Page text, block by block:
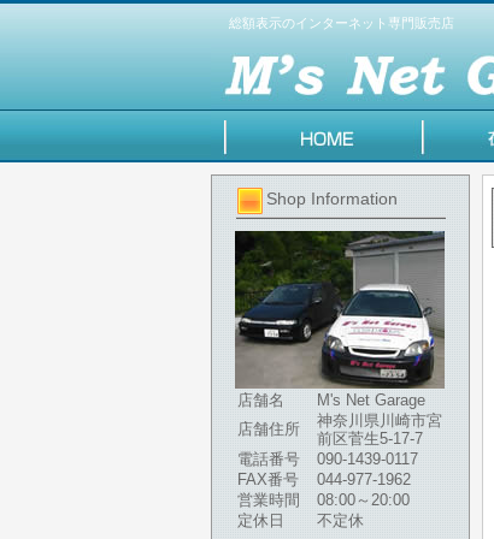
総額表示のインターネット専門販売店
Shop Information
店舗名
M's Net Garage
店舗住所
神奈川県川崎市宮
前区菅生5-17-7
電話番号
090-1439-0117
FAX番号
044-977-1962
営業時間
08:00～20:00
定休日
不定休